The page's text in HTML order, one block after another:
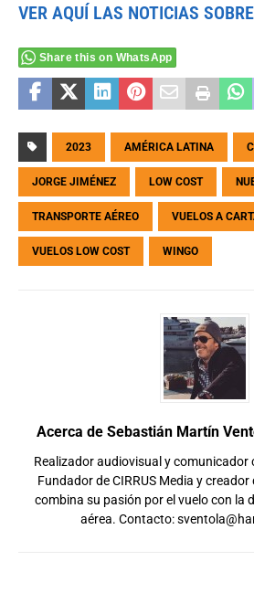
VER AQUÍ LAS NOTICIAS
Share this on WhatsApp
2023 AMÉRICA LATINA
JORGE JIMÉNEZ LOW COST
TRANSPORTE AÉREO VUELOS A
VUELOS LOW COST WINGO
Acerca de Sebastián Martín
Realizador audiovisual y comunicador
Fundador de CIRRUS Media y creador
combina su pasión por el vuelo con la
aérea. Contacto: